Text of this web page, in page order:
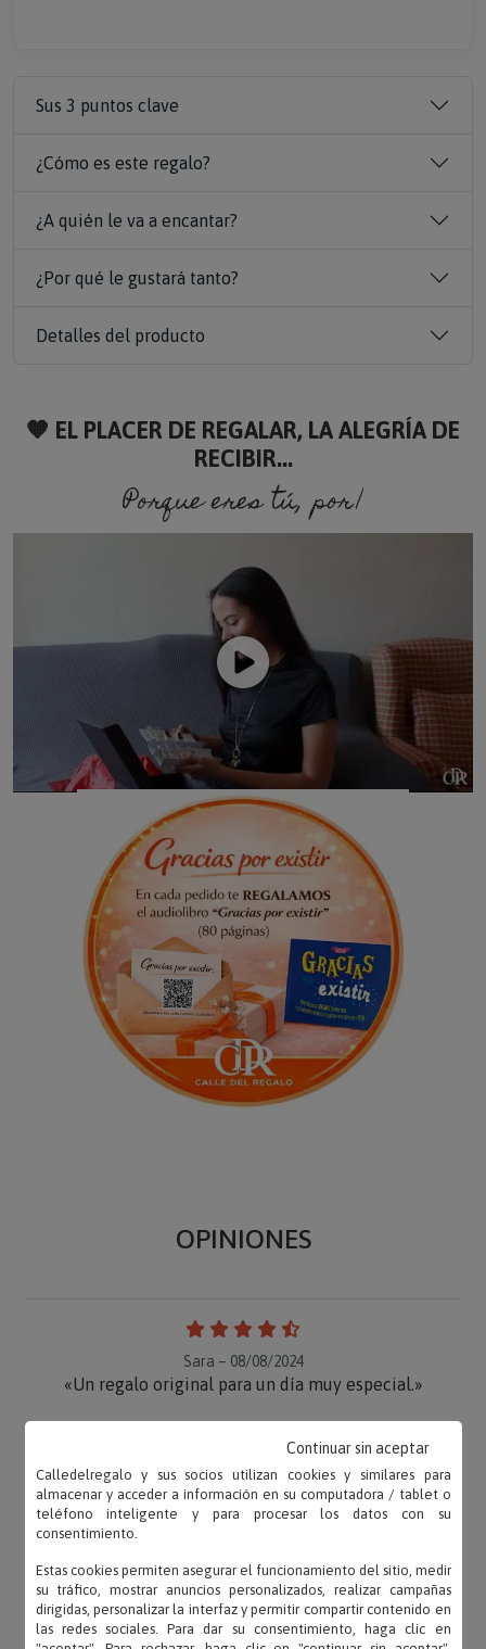
Sus 3 puntos clave
¿Cómo es este regalo?
¿A quién le va a encantar?
¿Por qué le gustará tanto?
Detalles del producto
🧡 EL PLACER DE REGALAR, LA ALEGRÍA DE
RECIBIR...
Porque eres tú, porque so
OPINIONES
Sara – 08/08/2024
«Un regalo original para un día muy especial.»
Carlos – 07/06/2024
«A mi hijo le encantó!!»
Natalia – 19/05/2024
Calledelregalo y sus socios utilizan cookies y similares para
almacenar y acceder a información en su computadora / tablet o
teléfono inteligente y para procesar los datos con su
consentimiento.
Estas cookies permiten asegurar el funcionamiento del sitio, medir
su tráfico, mostrar anuncios personalizados, realizar campañas
dirigidas, personalizar la interfaz y permitir compartir contenido en
las redes sociales. Para dar su consentimiento, haga clic en
Continuar sin aceptar